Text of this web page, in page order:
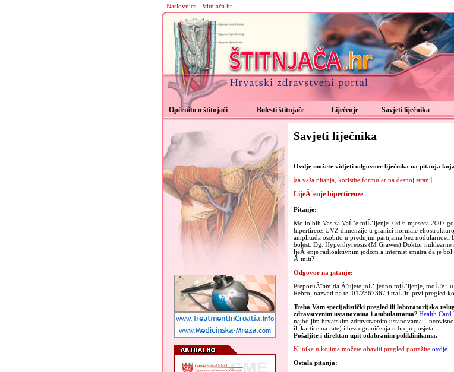
Naslovnica - štitnjača.hr
Općenito o štitnjači Bolesti štitnjače Liječenje Savjeti liječnika
Savjeti liječnika
Ovdje možete vidjeti odgovore liječnika na pitanja
|za vaša pitanja, koristite formular na desnoj strani|
LijeĂ¨enje hipertireoze
Pitanje:
Molio bih Vas za VaĹˇe miĹˇljenje. Od 6 mjeseca 2007
hipertireoz:UVZ dimenzije u granici normale
amplituda osobito u prednjim partijama bez nodularnosti
bolest. Dg: Hyperthyreosis (M Grawes) Doktor nuklearne
ljeĂ¨enje radioaktivnim jodom a internist smatra da je
Ă¨initi?
Odgovor na pitanje:
PreporuĂ¨am da Ă¨ujete joĹˇ jedno miĹˇljenje, moĹľe i
Rebro, nazvati na tel 01/2367367 i traĹľiti prvi pregled
Treba Vam specijalistički pregled ili laboratorijska
zdravstvenim ustanovama i ambulantama? Health Card
najboljim hrvatskim zdravstvenim ustanovama –
ili kartice na rate) i bez ograničenja u broju posjeta.
Pošaljite i direktan upit odabranim poliklinikama.
Klinike u kojima možete obaviti pregled potražite ovdje.
Ostala pitanja: